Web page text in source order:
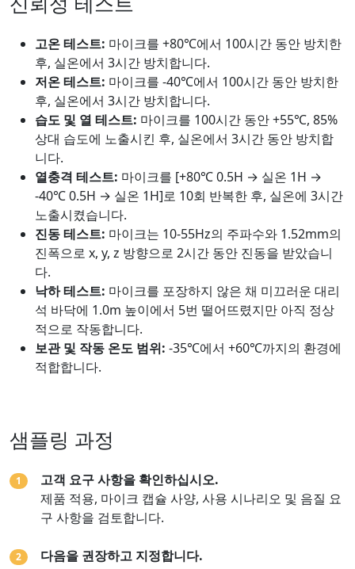
고온 테스트: 마이크를 +80℃에서 100시간 동안 방치한
후, 실온에서 3시간 방치합니다.
저온 테스트: 마이크를 -40℃에서 100시간 동안 방치한
후, 실온에서 3시간 방치합니다.
습도 및 열 테스트: 마이크를 100시간 동안 +55℃, 85%
상대 습도에 노출시킨 후, 실온에서 3시간 동안 방치합
니다.
열충격 테스트: 마이크를 [+80℃ 0.5H → 실온 1H →
-40℃ 0.5H → 실온 1H]로 10회 반복한 후, 실온에 3시간
노출시켰습니다.
진동 테스트: 마이크는 10-55Hz의 주파수와 1.52mm의
진폭으로 x, y, z 방향으로 2시간 동안 진동을 받았습니
다.
낙하 테스트: 마이크를 포장하지 않은 채 미끄러운 대리
석 바닥에 1.0m 높이에서 5번 떨어뜨렸지만 아직 정상
적으로 작동합니다.
보관 및 작동 온도 범위: -35℃에서 +60℃까지의 환경에
적합합니다.
샘플링 과정
1
고객 요구 사항을 확인하십시오.
제품 적용, 마이크 캡슐 사양, 사용 시나리오 및 음질 요
구 사항을 검토합니다.
2
다음을 권장하고 지정합니다.